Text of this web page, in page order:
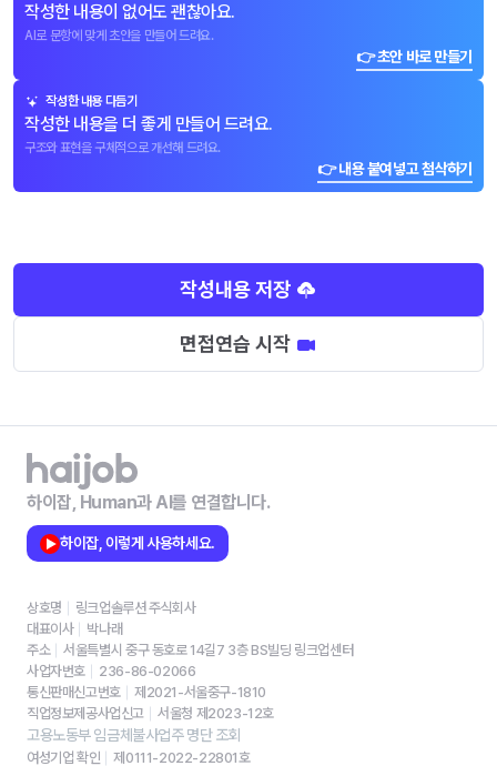
작성한 내용이 없어도 괜찮아요.
AI로 문항에 맞게 초안을 만들어 드려요.
👉 초안 바로 만들기
작성한 내용 다듬기
작성한 내용을 더 좋게 만들어 드려요.
구조와 표현을 구체적으로 개선해 드려요.
👉 내용 붙여넣고 첨삭하기
작성내용 저장
면접연습 시작
하이잡, Human과 AI를 연결합니다.
하이잡, 이렇게 사용하세요.
상호명
링크업솔루션 주식회사
대표이사
박나래
주소
서울특별시 중구 동호로 14길7 3층 BS빌딩 링크업센터
사업자번호
236-86-02066
통신판매신고번호
제2021-서울중구-1810
직업정보제공사업신고
서울청 제2023-12호
고용노동부 임금체불사업주 명단 조회
여성기업 확인 제0111-2022-22801호